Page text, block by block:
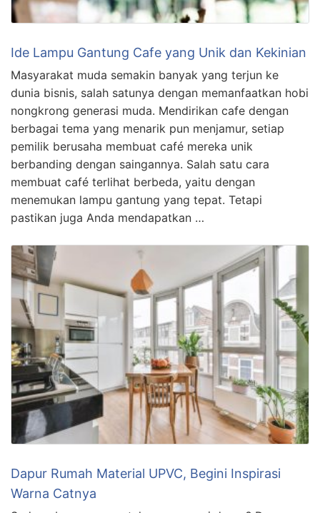
Ide Lampu Gantung Cafe yang Unik dan Kekinian
Masyarakat muda semakin banyak yang terjun ke
dunia bisnis, salah satunya dengan memanfaatkan hobi
nongkrong generasi muda. Mendirikan cafe dengan
berbagai tema yang menarik pun menjamur, setiap
pemilik berusaha membuat café mereka unik
berbanding dengan saingannya. Salah satu cara
membuat café terlihat berbeda, yaitu dengan
menemukan lampu gantung yang tepat. Tetapi
pastikan juga Anda mendapatkan …
Dapur Rumah Material UPVC, Begini Inspirasi
Warna Catnya